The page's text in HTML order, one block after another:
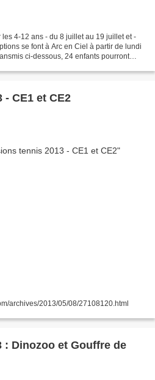
4-12 ans - du 8 juillet au 19 juillet et -
se font à Arc en Ciel à partir de lundi
ci-dessous, 24 enfants pourront
CE1 et CE2
archives/2013/05/08/27108120.html
: Dinozoo et Gouffre de